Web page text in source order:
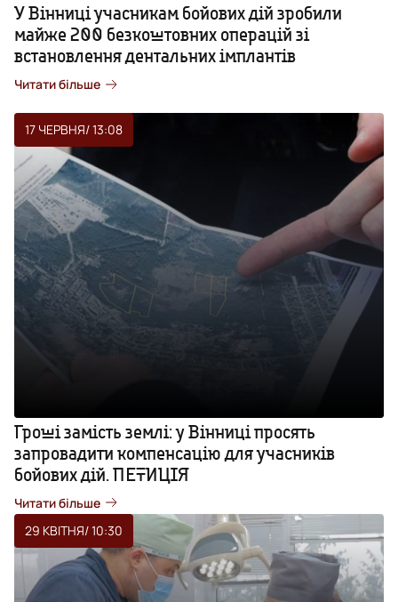
У Вінниці учасникам бойових дій зробили
майже 200 безкоштовних операцій зі
встановлення дентальних імплантів
Читати більше
17 ЧЕРВНЯ/ 13:08
Гроші замість землі: у Вінниці просять
запровадити компенсацію для учасників
бойових дій. ПЕТИЦІЯ
Читати більше
29 КВІТНЯ/ 10:30